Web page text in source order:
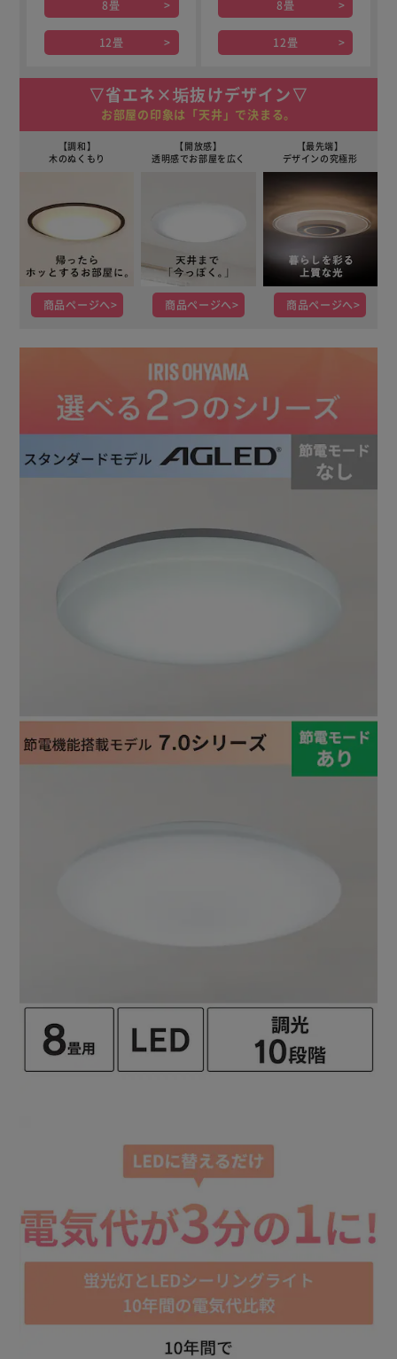
8畳
12畳
8畳
12畳
▽省エネ×垢抜けデザイン▽
お部屋の印象は「天井」で決まる。
【調和】
木のぬくもり
商品ページへ
【開放感】
透明感でお部屋を広く
商品ページへ
【最先端】
デザインの究極形
商品ページへ